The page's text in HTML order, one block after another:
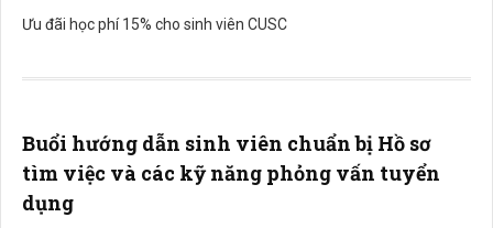
Ưu đãi học phí 15% cho sinh viên CUSC
Buổi hướng dẫn sinh viên chuẩn bị Hồ sơ
tìm việc và các kỹ năng phỏng vấn tuyển
dụng